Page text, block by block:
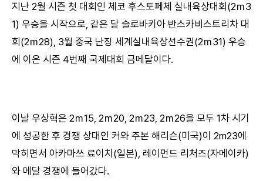
지난 2월 시즌 첫 대회인 체코 후스토페체 실내육상대회(2ｍ3
1) 우승을 시작으로, 같은 달 슬로바키아 반스카비스트리차 대
회(2ｍ28), 3월 중국 난징 세계실내육상선수권(2ｍ31) 우승
에 이은 시즌 4번째 국제대회 금메달이다.
이날 우상혁은 2ｍ15, 2ｍ20, 2ｍ23, 2ｍ26을 모두 1차 시기
에 성공한 후 경쟁 상대인 커와 주본 해리슨(미국)이 2m23에
막히면서 아카마쓰 료이치(일본), 레이먼드 리처즈(자메이카)
와 메달 경쟁에 들어갔다.